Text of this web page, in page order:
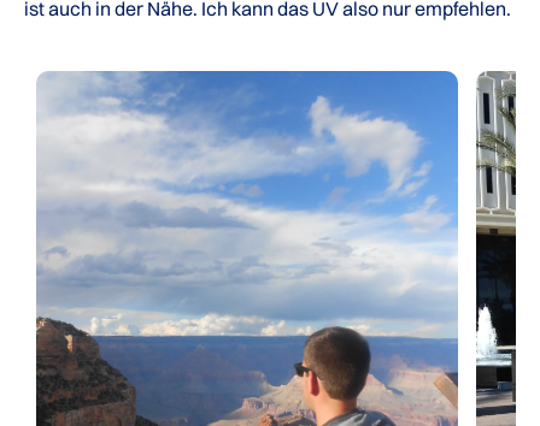
ist auch in der Nähe. Ich kann das UV also nur empfehlen.